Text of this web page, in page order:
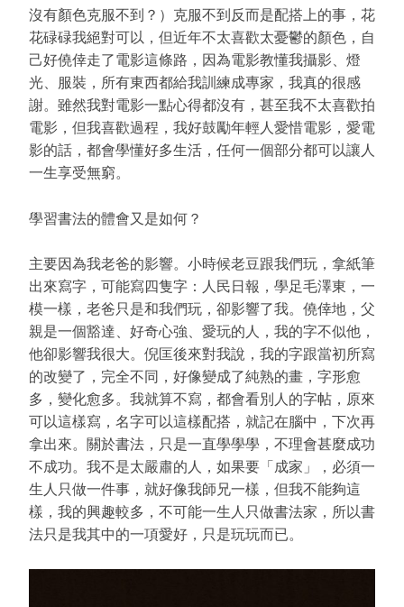
沒有顏色克服不到？）克服不到反而是配搭上的事，花
花碌碌我絕對可以，但近年不太喜歡太憂鬱的顏色，自
己好僥倖走了電影這條路，因為電影教懂我攝影、燈
光、服裝，所有東西都給我訓練成專家，我真的很感
謝。雖然我對電影一點心得都沒有，甚至我不太喜歡拍
電影，但我喜歡過程，我好鼓勵年輕人愛惜電影，愛電
影的話，都會學懂好多生活，任何一個部分都可以讓人
一生享受無窮。
學習書法的體會又是如何？
主要因為我老爸的影響。小時候老豆跟我們玩，拿紙筆
出來寫字，可能寫四隻字：人民日報，學足毛澤東，一
模一樣，老爸只是和我們玩，卻影響了我。僥倖地，父
親是一個豁達、好奇心強、愛玩的人，我的字不似他，
他卻影響我很大。倪匡後來對我說，我的字跟當初所寫
的改變了，完全不同，好像變成了純熟的畫，字形愈
多，變化愈多。我就算不寫，都會看別人的字帖，原來
可以這樣寫，名字可以這樣配搭，就記在腦中，下次再
拿出來。關於書法，只是一直學學學，不理會甚麼成功
不成功。我不是太嚴肅的人，如果要「成家」，必須一
生人只做一件事，就好像我師兄一樣，但我不能夠這
樣，我的興趣較多，不可能一生人只做書法家，所以書
法只是我其中的一項愛好，只是玩玩而已。